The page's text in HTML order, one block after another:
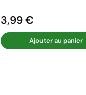
Prix
3,99 €
Ajouter au panier